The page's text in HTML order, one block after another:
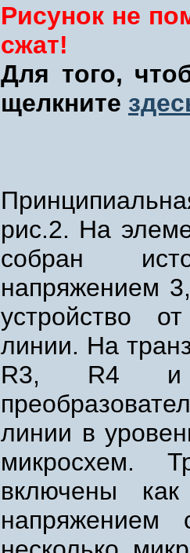
Рисунок не
сжат!
Для того,
щелкните
рис.2. На
собран
напряжением
устройство
линии. На
R3, R4 и
линии в
микросхем.
включены
напряжением